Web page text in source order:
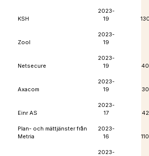
KSH
2023-
19
Zool
2023-
19
Netsecure
2023-
19
40
Axacom
2023-
19
30
Einr AS
2023-
17
42
Plan- och mättjänster från
Metria
2023-
16
110
2023-